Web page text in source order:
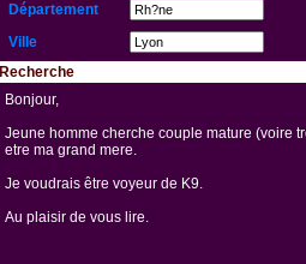
Département
Ville
Recherche
Bonjour,
Jeune homme cherche couple mature (voire
etre ma grand mere.
Je voudrais être voyeur de K9.
Au plaisir de vous lire.